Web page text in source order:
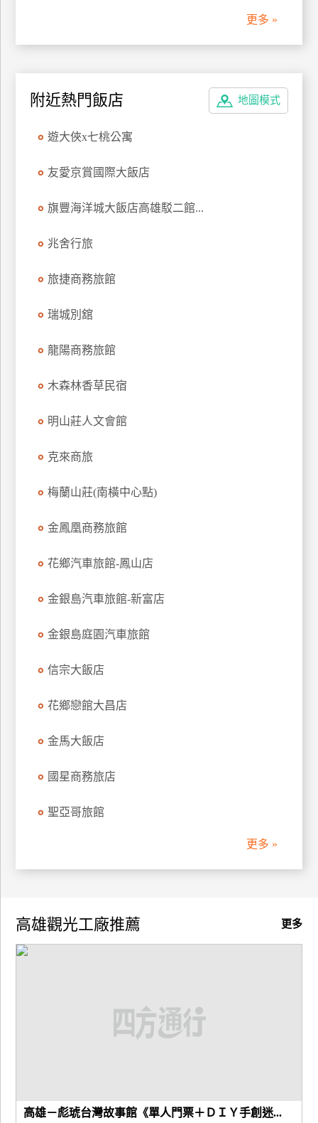
商
更多 »
地圖模式
附近熱門飯店
遊大俠x七桃公寓
友愛京賞國際大飯店
旗豐海洋城大飯店高雄駁二館...
兆舍行旅
旅捷商務旅館
瑞城別舘
龍陽商務旅館
木森林香草民宿
明山莊人文會館
克來商旅
梅蘭山莊(南橫中心點)
金鳳凰商務旅館
花鄉汽車旅館-鳳山店
金銀島汽車旅館-新富店
金銀島庭園汽車旅館
信宗大飯店
花鄉戀館大昌店
金馬大飯店
國星商務旅店
聖亞哥旅館
更多 »
更多
高雄觀光工廠推薦
高雄－彪琥台灣故事館《單人門票＋ＤＩＹ手創迷...